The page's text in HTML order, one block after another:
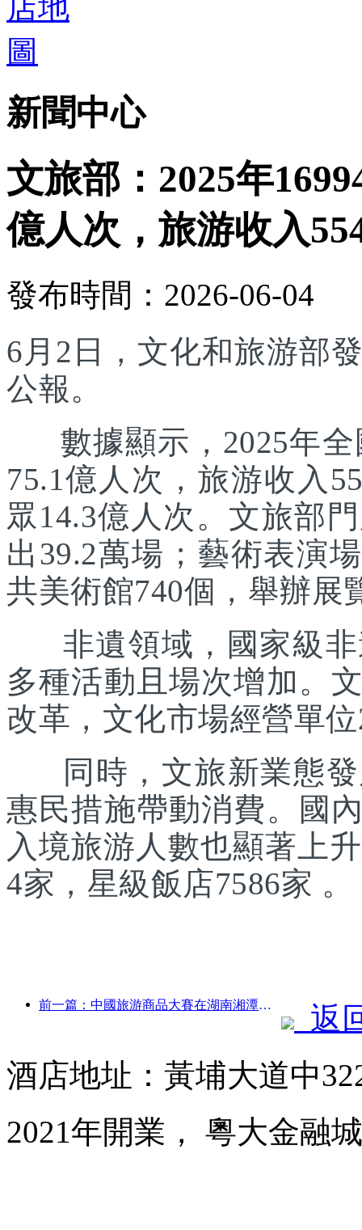
新聞中心
文旅部：2025年
億人次，旅游收入
發布時間：2026-06-04
6月2日，文化和旅游部
公報。
數據顯示，2025年全
75.1億人次，旅游收入
眾14.3億人次。文旅部
出39.2萬場；藝術表演
共美術館740個，舉辦展
非遺領域，國家級非
多種活動且場次增加。
改革，文化市場經營單
同時，文旅新業態發
惠民措施帶動消費。國
入境旅游人數也顯著上
4家，星級飯店7586家 。
前一篇：中國旅游商品大賽在湖南湘潭成功舉辦
返
酒店地址：黃埔大道中
2021年開業， 粵大金